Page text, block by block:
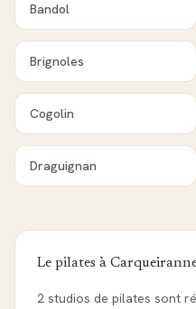
Bandol
Brignoles
Cogolin
Draguignan
Le pilates à
2 studios de pilates sont